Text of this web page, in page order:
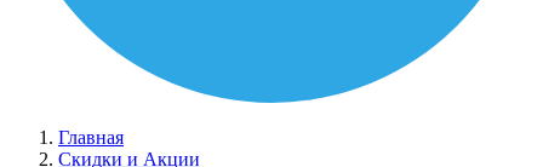
Главная
Скидки и Акции